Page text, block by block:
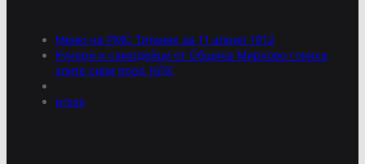
Меню на РМС Титаник за 11 април 1912
Кукери и самодейци от Община Мирково гониха
злите сили пред НДК
press